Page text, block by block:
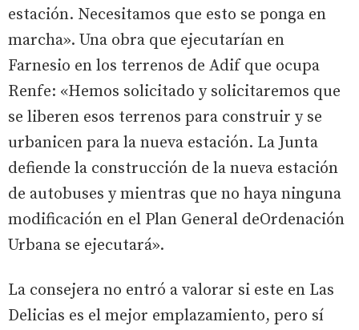
estación. Necesitamos que esto se ponga en
marcha». Una obra que ejecutarían en
Farnesio en los terrenos de Adif que ocupa
Renfe: «Hemos solicitado y solicitaremos que
se liberen esos terrenos para construir y se
urbanicen para la nueva estación. La Junta
defiende la construcción de la nueva estación
de autobuses y mientras que no haya ninguna
modificación en el Plan General deOrdenación
Urbana se ejecutará».
La consejera no entró a valorar si este en Las
Delicias es el mejor emplazamiento, pero sí